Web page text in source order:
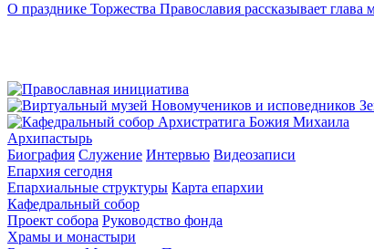
О празднике Торжества Православия рассказывает
Архипастырь
Биография Служение Интервью Видеозаписи
Епархия сегодня
Епархиальные структуры Карта епархии
Кафедральный собор
Проект собора Руководство фонда
Храмы и монастыри